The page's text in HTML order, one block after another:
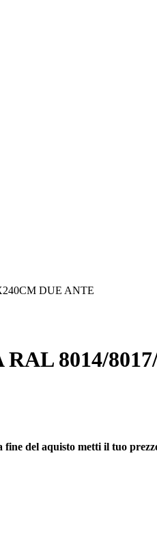
DUE ANTE
8014/
del aquisto metti il tuo